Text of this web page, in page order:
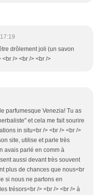
drôlement joli (un savon
/> <br /> <br />
parfumesque Venezia! Tu as
et cela me fait sourire
in situ<br /> <br /> <br />
site, utilise et parle très
avais parlé en comm à
aussi devant très souvent
plus de chances que nous<br
si nous ne partons en
trésors<br /> <br /> <br /> à